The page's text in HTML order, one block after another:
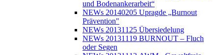
und Bodenankerarbeit“
NEWs 20140205 Upragde „Burnout
Prävention"
NEWs 20131125 Übersiedelung
NEWs 20131119 BURNOUT – Fluch
oder Segen